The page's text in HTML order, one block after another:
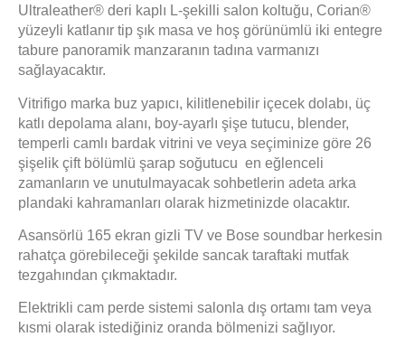
Ultraleather® deri kaplı L-şekilli salon koltuğu, Corian®
yüzeyli katlanır tip şık masa ve hoş görünümlü iki entegre
tabure panoramik manzaranın tadına varmanızı
sağlayacaktır.
Vitrifigo marka buz yapıcı, kilitlenebilir içecek dolabı, üç
katlı depolama alanı, boy-ayarlı şişe tutucu, blender,
temperli camlı bardak vitrini ve veya seçiminize göre 26
şişelik çift bölümlü şarap soğutucu en eğlenceli
zamanların ve unutulmayacak sohbetlerin adeta arka
plandaki kahramanları olarak hizmetinizde olacaktır.
Asansörlü 165 ekran gizli TV ve Bose soundbar herkesin
rahatça görebileceği şekilde sancak taraftaki mutfak
tezgahından çıkmaktadır.
Elektrikli cam perde sistemi salonla dış ortamı tam veya
kısmi olarak istediğiniz oranda bölmenizi sağlıyor.